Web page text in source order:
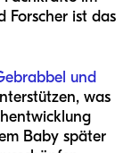
Forscher ist das
und
was
Baby später